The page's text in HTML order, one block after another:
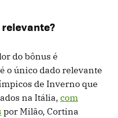
relevante?
do bônus é
o único dado relevante
de Inverno que
na Itália, com
por Milão, Cortina